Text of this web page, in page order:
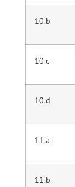
10.b
10.c
10.d
11.a
11.b